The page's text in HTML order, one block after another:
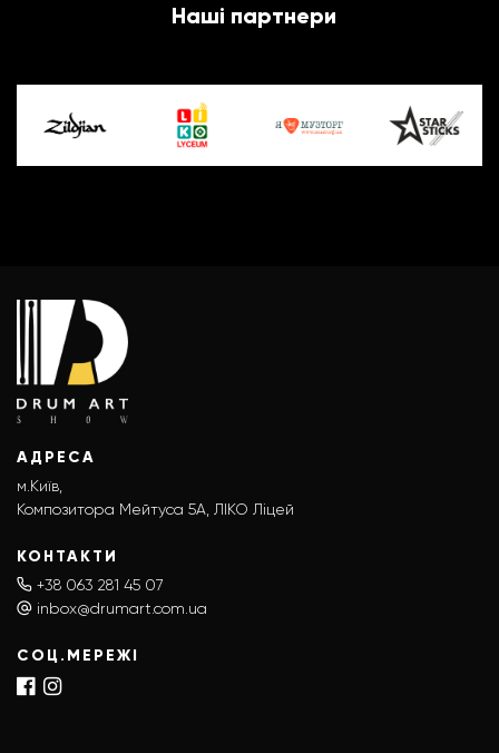
Наші партнери
АДРЕСА
м.Київ,
Композитора Мейтуса 5А, ЛІКО Ліцей
КОНТАКТИ
+38 063 281 45 07
inbox@drumart.com.ua
СОЦ.МЕРЕЖІ